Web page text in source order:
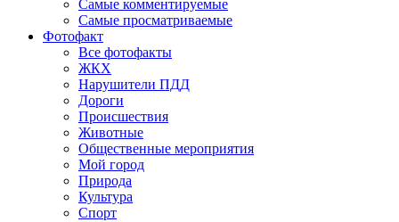
Самые комментируемые
Самые просматриваемые
Фотофакт
Все фотофакты
ЖКХ
Нарушители ПДД
Дороги
Происшествия
Животные
Общественные мероприятия
Мой город
Природа
Культура
Спорт